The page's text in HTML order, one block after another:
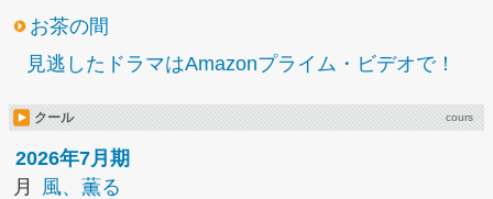
お茶の間
見逃したドラマはAmazonプライム・ビデオで！
クール cours
2026年7月期
月
風、薫る